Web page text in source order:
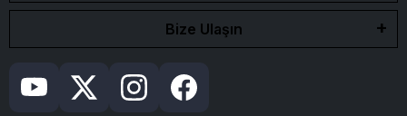
Bize Ulaşın